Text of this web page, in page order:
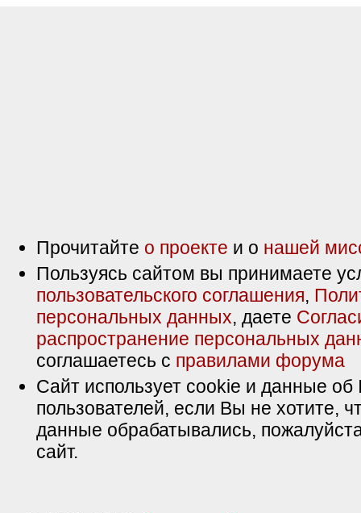
Прочитайте о проекте и о нашей
Пользуясь сайтом вы принимаете
пользовательского соглашения,
персональных данных, даете
распространение персональных
соглашаетесь с правилами форума
Сайт использует cookie и данные об
пользователей, если Вы не хотите,
данные обрабатывались,
сайт.